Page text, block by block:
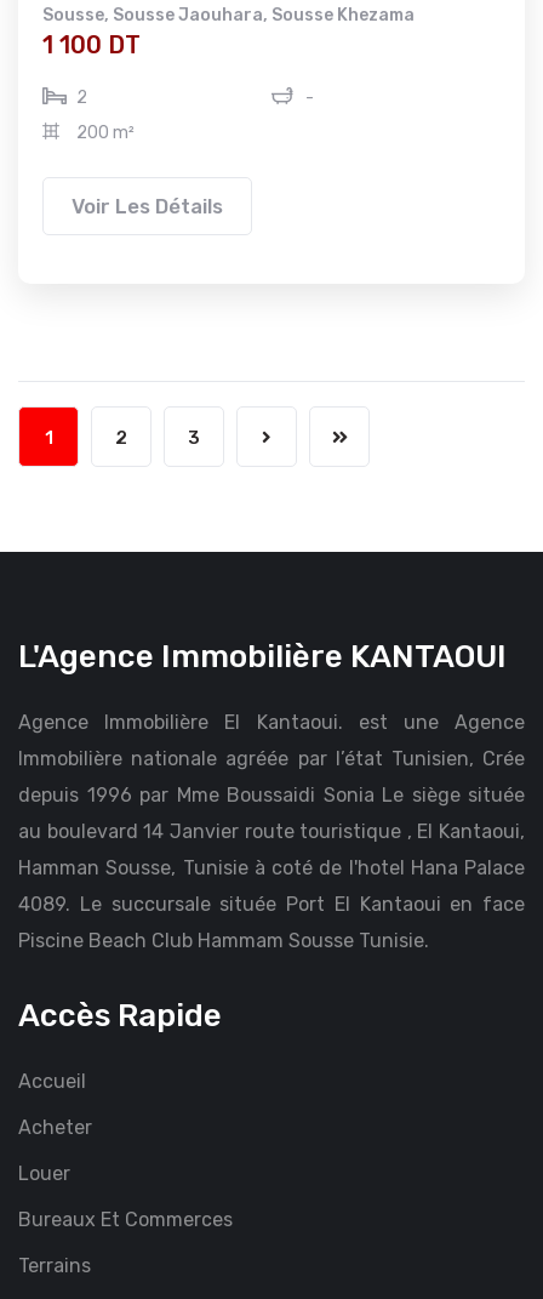
Sousse, Sousse Jaouhara, Sousse Khezama
1 100 DT
2
-
200 m²
Voir Les Détails
1 2 3
L'Agence Immobilière KANTAOUI
Agence Immobilière El Kantaoui. est une Agence
Immobilière nationale agréée par l’état Tunisien, Crée
depuis 1996 par Mme Boussaidi Sonia Le siège située
au boulevard 14 Janvier route touristique , El Kantaoui,
Hamman Sousse, Tunisie à coté de l'hotel Hana Palace
4089. Le succursale située Port El Kantaoui en face
Piscine Beach Club Hammam Sousse Tunisie.
Accès Rapide
Accueil
Acheter
Louer
Bureaux Et Commerces
Terrains